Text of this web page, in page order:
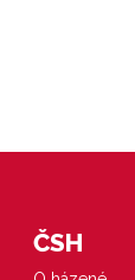
ČSH